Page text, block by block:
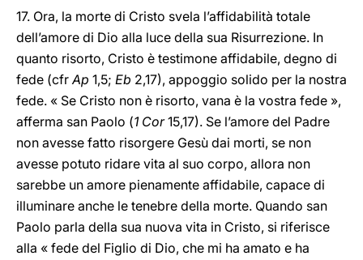
17. Ora, la morte di Cristo svela l’affidabilità totale
dell’amore di Dio alla luce della sua Risurrezione. In
quanto risorto, Cristo è testimone affidabile, degno di
fede (cfrAp 1,5; Eb 2,17), appoggio solido per la nostra
fede. « Se Cristo non è risorto, vana è la vostra fede »,
afferma san Paolo (1 Cor15,17). Se l’amore del Padre
non avesse fatto risorgere Gesù dai morti, se non
avesse potuto ridare vita al suo corpo, allora non
sarebbe un amore pienamente affidabile, capace di
illuminare anche le tenebre della morte. Quando san
Paolo parla della sua nuova vita in Cristo, si riferisce
alla « fede del Figlio di Dio, che mi ha amato e ha